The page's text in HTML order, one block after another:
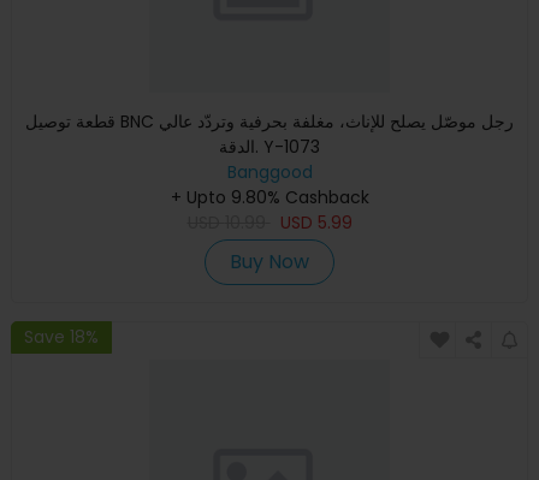
قطعة توصيل BNC رجل موصّل يصلح للإناث، مغلفة بحرفية وتردّد عالي
الدقة. Y-1073
Banggood
+ Upto 9.80% Cashback
USD 5.99
Buy Now
Save 18%